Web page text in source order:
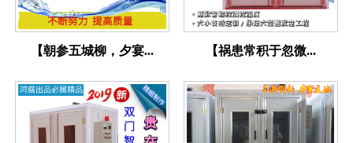
【朝参五城柳，夕宴... 【祸患常积于忽微...